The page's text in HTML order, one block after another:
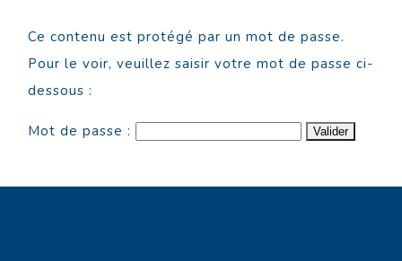
Ce contenu est protégé par un mot de passe.
Pour le voir, veuillez saisir votre mot de passe ci-
dessous :
Mot de passe :